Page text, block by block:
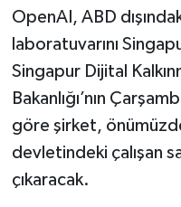
OpenAI, ABD
laboratuvarını
Singapur Dijital
Bakanlığı’nın
göre şirket,
devletindeki çalışan
çıkaracak.